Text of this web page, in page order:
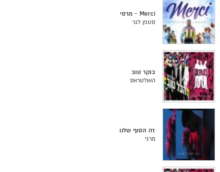
Merci - מרסי
סטפן לגר
בוקר טוב
האולטראס
זה הסוף שלנו
מרגי